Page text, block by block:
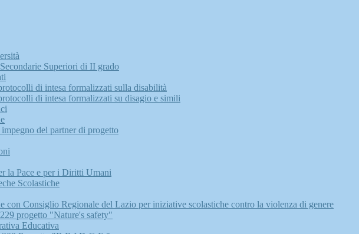
Superiori di II grado
di intesa formalizzati sulla disabilità
di intesa formalizzati su disagio e simili
del partner di progetto
la Pace e per i Diritti Umani
Scolastiche
con Consiglio Regionale del Lazio per iniziative scolastiche contro la violenza di genere
progetto "Nature's safety"
Educativa